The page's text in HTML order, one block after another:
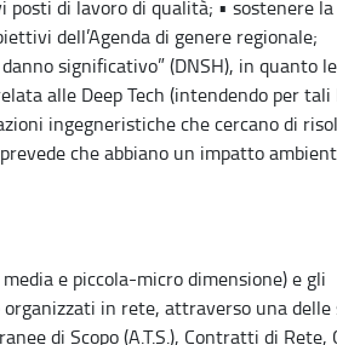
posti di lavoro di qualità; • sostenere
dell’Agenda di genere regionale;
significativo” (DNSH), in quanto
alle Deep Tech (intendendo per
ingegneristiche che cercano di
che abbiano un impatto
e piccola-micro dimensione) e gli
in rete, attraverso una delle
di Scopo (A.T.S.), Contratti di Rete,